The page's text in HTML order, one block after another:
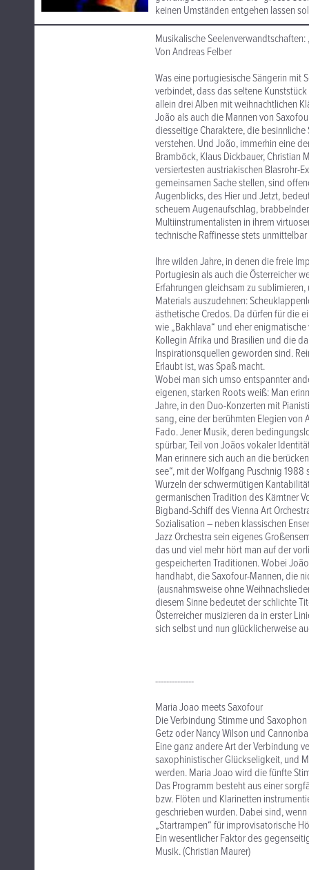
keinen Umständen entgehen lassen
Musikalische Seelenverwandtschaften:
Von Andreas Felber
Was eine portugiesische Sängerin mit
verbindet, dass das seltene
allein drei Alben mit weihnachtlichen
João als auch die Mannen von
diesseitige Charaktere, die
verstehen. Und João, immerhin eine
Bramböck, Klaus Dickbauer, Christian
versiertesten austriakischen Blasrohr-
gemeinsamen Sache stellen, sind
Augenblicks, des Hier und Jetzt,
scheuem Augenaufschlag,
Multiinstrumentalisten in ihrem
technische Raffinesse stets
Ihre wilden Jahre, in denen die freie
Portugiesin als auch die Österreicher
Erfahrungen gleichsam zu
Materials auszudehnen:
ästhetische Credos. Da dürfen für die
wie „Bakhlava“ und eher
Kollegin Afrika und Brasilien und die
Inspirationsquellen geworden sind.
Erlaubt ist, was Spaß macht.
Wobei man sich umso entspannter
eigenen, starken Roots weiß: Man
Jahre, in den Duo-Konzerten mit
sang, eine der berühmten Elegien
Fado. Jener Musik, deren
spürbar, Teil von Joãos vokaler
Man erinnere sich auch an die
see“, mit der Wolfgang Puschnig
Wurzeln der schwermütigen
germanischen Tradition des Kärntner
Bigband-Schiff des Vienna Art
Sozialisation – neben klassischen
Jazz Orchestra sein eigenes
das und viel mehr hört man auf der
gespeicherten Traditionen. Wobei
handhabt, die Saxofour-Mannen, die
(ausnahmsweise ohne
diesem Sinne bedeutet der schlichte
Österreicher musizieren da in erster
sich selbst und nun glücklicherweise
--------------
Maria Joao meets Saxofour
Die Verbindung Stimme und
Getz oder Nancy Wilson und
Eine ganz andere Art der Verbindung
saxophinistischer Glückseligkeit, und
werden. Maria Joao wird die fünfte
Das Programm besteht aus einer
bzw. Flöten und Klarinetten
geschrieben wurden. Dabei sind,
„Startrampen“ für improvisatorische
Ein wesentlicher Faktor des
Musik. (Christian Maurer)